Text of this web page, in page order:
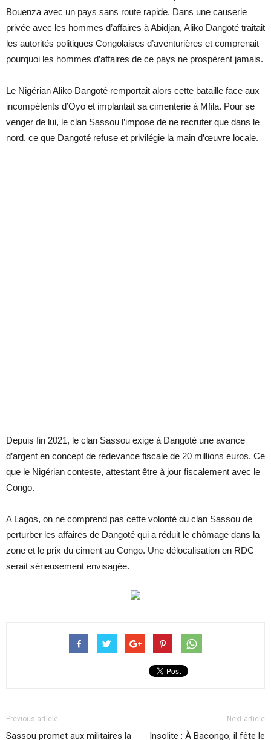
Bouenza avec un pays sans route rapide. Dans une causerie
privée avec les hommes d’affaires à Abidjan, Aliko Dangoté traitait
les autorités politiques Congolaises d’aventurières et comprenait
pourquoi les hommes d’affaires de ce pays ne prospèrent jamais.
Le Nigérian Aliko Dangoté remportait alors cette bataille face aux
incompétents d’Oyo et implantait sa cimenterie à Mfila. Pour se
venger de lui, le clan Sassou l’impose de ne recruter que dans le
nord, ce que Dangoté refuse et privilégie la main d’œuvre locale.
Depuis fin 2021, le clan Sassou exige à Dangoté une avance
d’argent en concept de redevance fiscale de 20 millions euros. Ce
que le Nigérian conteste, attestant être à jour fiscalement avec le
Congo.
A Lagos, on ne comprend pas cette volonté du clan Sassou de
perturber les affaires de Dangoté qui a réduit le chômage dans la
zone et le prix du ciment au Congo. Une délocalisation en RDC
serait sérieusement envisagée.
Previous article
Sassou promet aux militaires la
Next article
Insolite : À Bacongo, il fête le